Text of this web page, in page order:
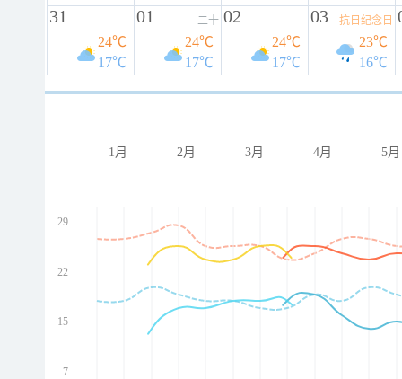
31
24℃
17℃
01 二十
24℃
17℃
02
24℃
17℃
03 抗日纪念日
23℃
16℃
1月 2月 3月 4月 5月
29
22
15
7